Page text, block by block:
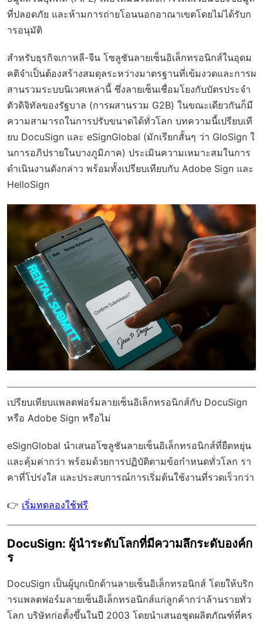
ที่ปลอดภัย และห้ามการถ่ายโอนนอกอาณาเขตโดยไม่ได้รับก
ารอนุมัติ
สำหรับธุรกิจเกาหลี-จีน โซลูชันลายเซ็นอิเล็กทรอนิกส์ในอุดม
คติจำเป็นต้องสร้างสมดุลระหว่างมาตรฐานที่เข้มงวดและการผ
สานรวมระบบนิเวศเหล่านี้ ซึ่งลายเซ็นเชื่อมโยงกับบัตรประจำ
ตัวดิจิทัลของรัฐบาล (การผสานรวม G2B) ในขณะเดียวกันก็มี
ความสามารถในการปรับขนาดได้ทั่วโลก บทความนี้เปรียบเที
ยบ DocuSign และ eSignGlobal (มักเรียกสั้นๆ ว่า GloSign ใ
นการอภิปรายในบางภูมิภาค) ประเมินความเหมาะสมในการ
ดำเนินงานดังกล่าว พร้อมทั้งเปรียบเทียบกับ Adobe Sign และ
HelloSign
เปรียบเทียบแพลตฟอร์มลายเซ็นอิเล็กทรอนิกส์กับ DocuSign
หรือ Adobe Sign หรือไม่
eSignGlobal นำเสนอโซลูชันลายเซ็นอิเล็กทรอนิกส์ที่ยืดหยุ่น
และคุ้มค่ากว่า พร้อมด้วยการปฏิบัติตามข้อกำหนดทั่วโลก รา
คาที่โปร่งใส และประสบการณ์การเริ่มต้นใช้งานที่รวดเร็วกว่า
👉 เริ่มทดลองใช้ฟรี
DocuSign: ผู้นำระดับโลกที่มีความลึกระดับองค์ก
ร
DocuSign เป็นผู้บุกเบิกด้านลายเซ็นอิเล็กทรอนิกส์ โดยให้บริก
ารแพลตฟอร์มลายเซ็นอิเล็กทรอนิกส์แก่ลูกค้ากว่าล้านรายทั่ว
โลก บริษัทก่อตั้งขึ้นในปี 2003 โดยนำเสนอชุดผลิตภัณฑ์ที่คร